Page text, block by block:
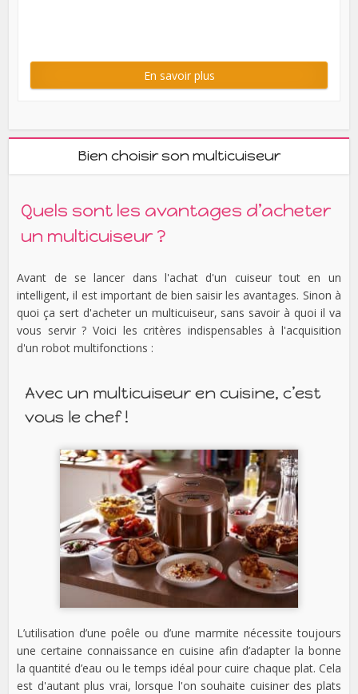
En savoir plus
Bien choisir son multicuiseur
Quels sont les avantages d’acheter
un multicuiseur ?
Avant de se lancer dans l'achat d'un cuiseur tout en un
intelligent, il est important de bien saisir les avantages. Sinon à
quoi ça sert d'acheter un multicuiseur, sans savoir à quoi il va
vous servir ? Voici les critères indispensables à l'acquisition
d'un robot multifonctions :
Avec un multicuiseur en cuisine, c’est
vous le chef !
L’utilisation d’une poêle ou d’une marmite nécessite toujours
une certaine connaissance en cuisine afin d’adapter la bonne
la quantité d’eau ou le temps idéal pour cuire chaque plat. Cela
est d'autant plus vrai, lorsque l'on souhaite cuisiner des plats